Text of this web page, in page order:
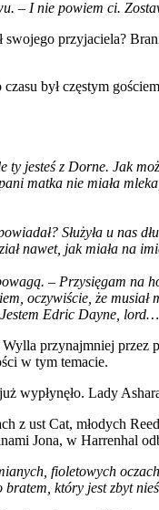
– I nie powiem ci.
przyjaciela?
był częstym
ty jesteś z Dorne. Jak
matka nie miała
Służyła u nas
nawet, jak miała na
– Przysięgam na
oczywiście, że
Edric Dayne,
przynajmniej przez
w tym temacie.
wypłynęło. Lady
z ust Cat, młodych
Jona, w Harrenhal
fioletowych
który jest zbyt